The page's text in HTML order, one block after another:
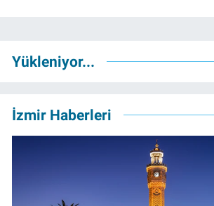
Yükleniyor...
İzmir Haberleri